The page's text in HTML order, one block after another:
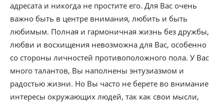
адресата и никогда не простите его. Для Вас очень
важно быть в центре внимания, любить и быть
любимым. Полная и гармоничная жизнь без дружбы,
любви и восхищения невозможна для Вас, особенно
со стороны личностей противоположного пола. У Вас
много талантов, Вы наполнены энтузиазмом и
радостью жизни. Но Вы часто не берете во внимание
интересы окружающих людей, так как свои мысли,